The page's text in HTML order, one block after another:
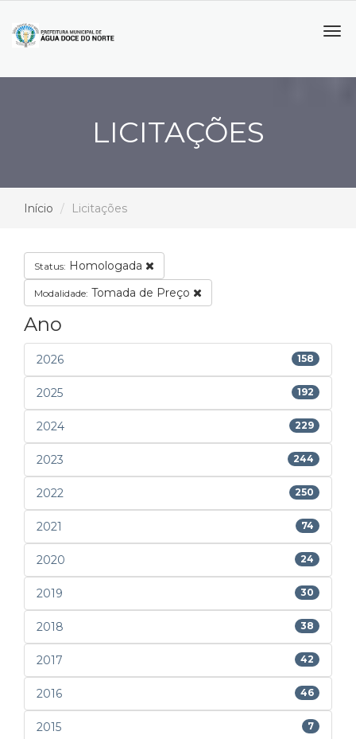
LICITAÇÕES
Início Licitações
Status: Homologada
Modalidade: Tomada de Preço
Ano
2026 158
2025 192
2024 229
2023 244
2022 250
2021 74
2020 24
2019 30
2018 38
2017 42
2016 46
2015 7